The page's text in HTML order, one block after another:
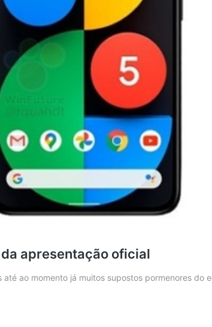
apresentação oficial
ao momento já muitos supostos pormenores do